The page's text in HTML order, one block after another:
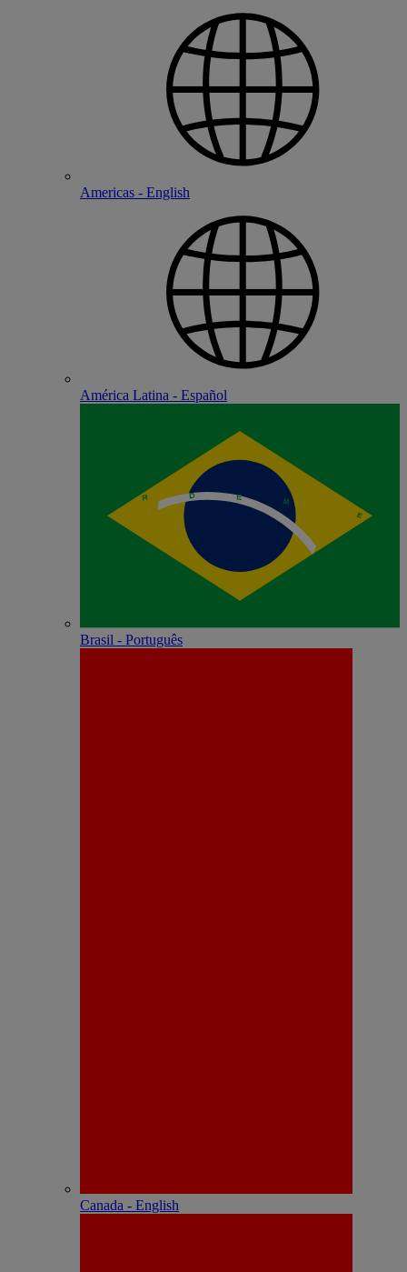
Americas - English
América Latina - Español
Brasil - Português
Canada - English